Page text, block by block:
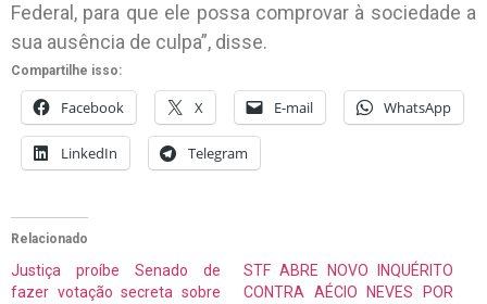
Federal, para que ele possa comprovar à sociedade a
sua ausência de culpa”, disse.
Compartilhe isso:
Facebook X E-mail WhatsApp
LinkedIn Telegram
Relacionado
Justiça proíbe Senado de
fazer votação secreta sobre
STF ABRE NOVO INQUÉRITO
CONTRA AÉCIO NEVES POR